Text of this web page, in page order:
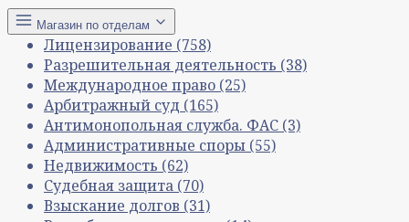
Магазин по отделам
Лицензирование (758)
Разрешительная деятельность (38)
Международное право (25)
Арбитражный суд (165)
Антимонопольная служба. ФАС (3)
Административные споры (55)
Недвижимость (62)
Судебная защита (70)
Взыскание долгов (31)